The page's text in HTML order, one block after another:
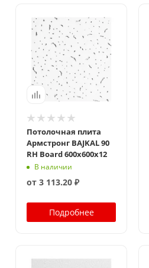
Потолочная плита
Армстронг BAJKAL 90
RH Board 600x600x12
В наличии
от 3 113.20 ₽
Подробнее